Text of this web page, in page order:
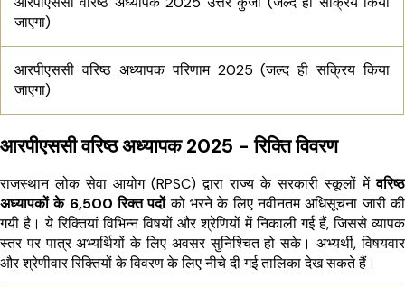
जाएगा)
आरपीएससी वरिष्ठ अध्यापक परिणाम 2025 (जल्द ही सक्रिय किया
जाएगा)
आरपीएससी वरिष्ठ अध्यापक 2025 - रिक्ति विवरण
राजस्थान लोक सेवा आयोग (RPSC) द्वारा राज्य के सरकारी स्कूलों मेंवरिष्ठ
अध्यापकों के 6,500 रिक्त पदोंको भरने के लिए नवीनतम अधिसूचना जारी की
गयी है। ये रिक्तियां विभिन्न विषयों और श्रेणियों में निकाली गई हैं, जिससे व्यापक
स्तर पर पात्र अभ्यर्थियों के लिए अवसर सुनिश्चित हो सके। अभ्यर्थी, विषयवार
और श्रेणीवार रिक्तियों के विवरण के लिए नीचे दी गई तालिका देख सकते हैं।